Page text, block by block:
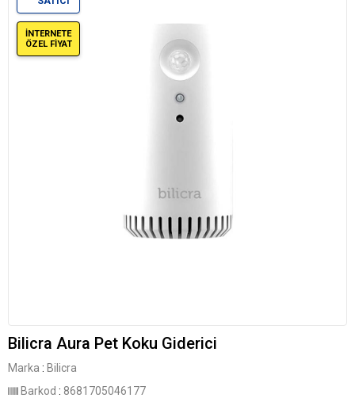
İNTERNETE
ÖZEL FİYAT
Bilicra Aura Pet Koku Giderici
Marka : Bilicra
Barkod : 8681705046177